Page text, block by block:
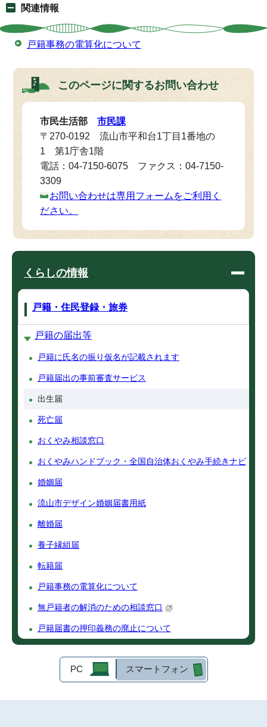
関連情報
戸籍事務の電算化について
このページに関するお問い合わせ
市民生活部市民課
〒270-0192 流山市平和台1丁目1番地の
1 第1庁舎1階
電話：04-7150-6075 ファクス：04-7150-
3309
お問い合わせは専用フォームをご利用く
ださい。
くらしの情報
戸籍・住民登録・旅券
戸籍の届出等
戸籍に氏名の振り仮名が記載されます
戸籍届出の事前審査サービス
出生届
死亡届
おくやみ相談窓口
おくやみハンドブック・全国自治体おくやみ手続きナビ
婚姻届
流山市デザイン婚姻届書用紙
離婚届
養子縁組届
転籍届
戸籍事務の電算化について
無戸籍者の解消のための相談窓口
戸籍届書の押印義務の廃止について
PC スマートフォン